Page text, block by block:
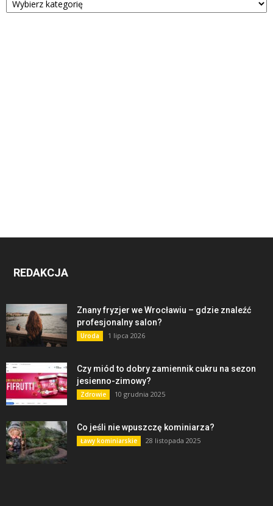
REDAKCJA
Znany fryzjer we Wrocławiu – gdzie znaleźć
profesjonalny salon?
Uroda 1 lipca 2026
Czy miód to dobry zamiennik cukru na sezon
jesienno-zimowy?
Zdrowie 10 grudnia 2025
Co jeśli nie wpuszczę kominiarza?
Ławy kominiarskie 28 listopada 2025